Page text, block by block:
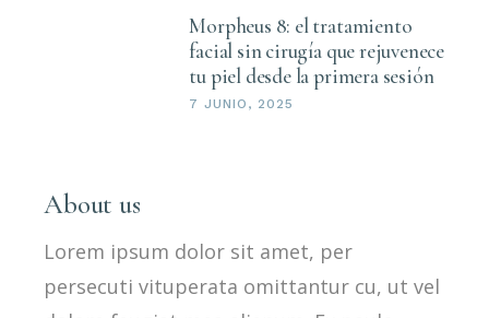
Morpheus 8: el tratamiento
facial sin cirugía que rejuvenece
tu piel desde la primera sesión
7 JUNIO, 2025
About us
Lorem ipsum dolor sit amet, per
persecuti vituperata omittantur cu, ut vel